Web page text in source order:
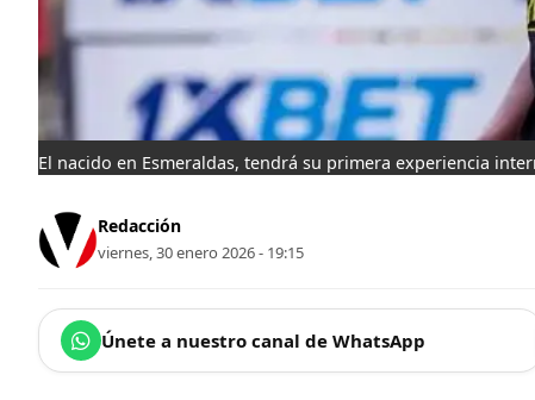
El nacido en Esmeraldas, tendrá su primera experiencia
Redacción
viernes, 30 enero 2026 - 19:15
Únete a nuestro canal de WhatsApp